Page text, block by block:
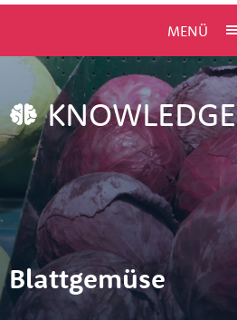
MENÜ
KNOWLEDGE
Blattgemüse